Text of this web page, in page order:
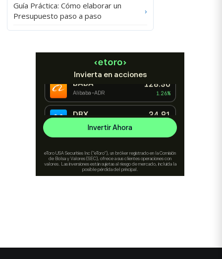
Guía Práctica: Cómo elaborar un
Presupuesto paso a paso
›